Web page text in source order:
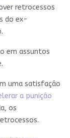
retrocessos
do ex-
em assuntos
uma satisfação
a punição
os